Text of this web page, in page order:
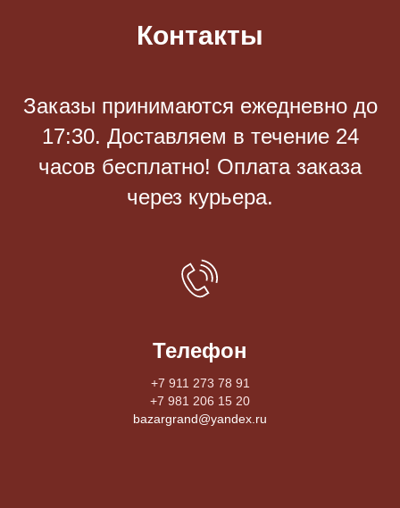
Контакты
Заказы принимаются eжедневно до
17:30. Доставляем в течение 24
часов бесплатно! Оплата заказа
через курьера.
Телефон
+7 911 273 78 91
+7 981 206 15 20
bazargrand@yandex.ru